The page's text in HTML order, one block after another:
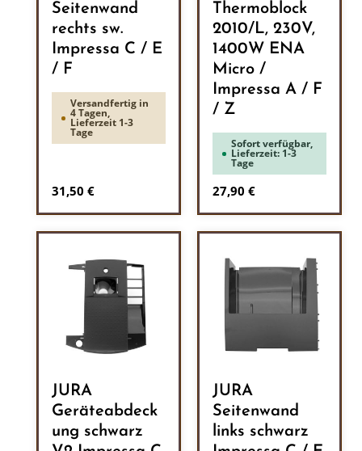
Seitenwand
rechts sw.
Impressa C / E
/ F
Versandfertig in
4 Tagen,
Lieferzeit 1-3
Tage
Regulärer Preis:
31,50 €
Thermoblock
2010/L, 230V,
1400W ENA
Micro /
Impressa A / F
/ Z
Sofort verfügbar,
Lieferzeit: 1-3
Tage
Regulärer Preis:
27,90 €
JURA
Geräteabdeck
ung schwarz
JURA
Seitenwand
links schwarz